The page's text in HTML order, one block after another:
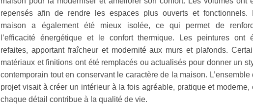
repensés afin de rendre les espaces plus ouverts et fonctionnels.
maison a également été mieux isolée, ce qui permet de
l’efficacité énergétique et le confort thermique. Les peintures ont
refaites, apportant fraîcheur et modernité aux murs et plafonds.
matériaux et finitions ont été remplacés ou actualisés pour donner un
contemporain tout en conservant le caractère de la maison. L’ensemble
projet visait à créer un intérieur à la fois agréable, pratique et moderne,
chaque détail contribue à la qualité de vie.